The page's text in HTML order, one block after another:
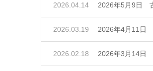
2026年5月9日
2026.04.14
2026年4月11日
2026.03.19
2026年3月14日
2026.02.18